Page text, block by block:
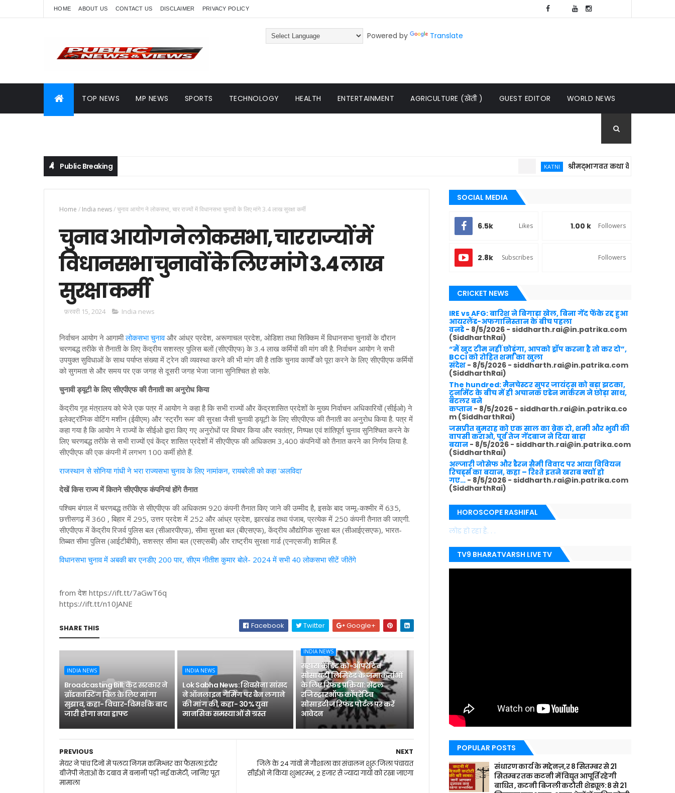
HOME ABOUT US CONTACT US DISCLAIMER PRIVACY POLICY
Powered by Translate
TOP NEWS MP NEWS SPORTS TECHNOLOGY HEALTH ENTERTAINMENT AGRICULTURE (खेती ) GUEST EDITOR WORLD NEWS
Public Breaking श्रीमद्भागवत कथा केवल धार्मिक आयोजन
Home / India news/चुनाव आयोग ने लोकसभा, चार राज्यों में विधानसभा चुनावों के लिए मांगे 3.4 लाख सुरक्षा कर्मी
चुनाव आयोग ने लोकसभा, चार राज्यों में
विधानसभा चुनावों के लिए मांगे 3.4 लाख
सुरक्षा कर्मी
फ़रवरी 15, 2024 India news
निर्वाचन आयोग ने आगामीलोकसभा चुनावऔर आंध्र प्रदेश, अरूणाचल प्रदेश, ओडिशा तथा सिक्किम में विधानसभा चुनावों के दौरान
चरणबद्ध तरीके से तैनाती के लिए केंद्रीय सशस्त्र पुलिस बलों (सीएपीएफ) के 3.4 लाख कर्मियों की मांग की है. निर्वाचन आयोग ने सभी
उपयुक्त सुविधाओं के साथ पर्याप्त संख्या में ट्रेन की व्यवस्था करने की भी मांग की है ताकि चुनाव कार्यों को पूरा करने के लिए सीएपीएफ कर्मियों
को सुगमता से और समय पर एक जगह से दूसरी जगह भेजा जाना सुनिश्चित हो सके.
चुनावी ड्यूटी के लिए सीएपीएफ की तैनाती का अनुरोध किया
केंद्रीय गृह मंत्रालय को भेजे एक पत्र में आयोग ने कहा है कि सभी राज्यों और केंद्रशासित प्रदेशों के मुख्य निर्वाचन अधिकारियों (सीईओ) ने
इलेक्ट्रॉनिक वोटिंग मशीन (ईवीएम) और ‘स्ट्रॉंग रूम’ की सुरक्षा जैसी चुनावी ड्यूटी के लिए सीएपीएफ की तैनाती का अनुरोध किया है. पत्र में
कहा गया है कि आयोग ने राज्यों के सीईओ द्वारा किए गए अनुरोधों पर विचार किया और स्वतंत्र, निष्पक्ष एवं शांतिपूर्ण चुनाव सुनिश्चित करने के
लिए चरणबद्ध तरीके से सभी राज्यों एवं केंद्र शासित प्रदेशों में सीएपीएफ की अधिकतम 3,400 कंपनियों को तैनात करने का निर्णय लिया है.
सीएपीएफ की एक कंपनी में लगभग 100 कर्मी होते हैं.
राजस्थान से सोनिया गांधी ने भरा राज्यसभा चुनाव के लिए नामांकन, रायबरेली को कहा 'अलविदा'
देखें किस राज्य में कितने सीएपीएफ कंपनियां होंगे तैनात
पश्चिम बंगाल में चरणबद्ध तरीके से सीएपीएफ की अधिकतम 920 कंपनी तैनात किए जाने की उम्मीद है, इसके बाद जम्मू-कश्मीर में 635,
छत्तीसगढ़ में 360 , बिहार में 295, उत्तर प्रदेश में 252 और आंध्र प्रदेश, झारखंड तथा पंजाब, प्रत्येक में 250 कंपनी तैनात की जाएगी.
सीएपीएफ में केंद्रीय रिजर्व पुलिस बल (सीआरपीएफ), सीमा सुरक्षा बल (बीएसएफ), केंद्रीय औद्योगिक सुरक्षा बल (सीआईएसएफ), भारत-
तिब्बत सीमा पुलिस (आईटीबीपी), सशस्त्र सीमा बल (एसएसबी) और राष्ट्रीय सुरक्षा गार्ड (एनएसजी) शामिल हैं.
विधानसभा चुनाव में अबकी बार एनडीए 200 पार, सीएम नीतीश कुमार बोले- 2024 में सभी 40 लोकसभा सीटें जीतेंगे
from देश https://ift.tt/7aGwT6q
https://ift.tt/n10JANE
SHARE THIS Facebook Twitter Google+
INDIA NEWS
Broadcasting Bill: केंद्र सरकार ने
ब्रॉडकास्टिंग बिल के लिए मांगा
सुझाव, कहा- विचार-विमर्श के बाद
जारी होगा नया ड्राफ्ट
INDIA NEWS
Lok Sabha News: शिवसेना सांसद
ने ऑनलाइन गेमिंग पर बैन लगाने
की मांग की, कहा- 30% युवा
मानसिक समस्याओं से ग्रस्त
INDIA NEWS
सहारा क्रेडिट को-ऑपरेटिव
सोसायटी लिमिटेड के जमाकर्ताओं
के लिए रिफंड प्रक्रिया: सेंट्रल
रजिस्ट्रार ऑफ कॉपरेटिव
सोसाइटीज रिफंड पोर्टल पर करें
आवेदन
NEXT
जिले के 24 गांवों में गौशाला का संचालन शुरू:जिला पंचायत
सीईओ ने किया शुभारम्भ, 2 हजार से ज्यादा गायों को रखा जाएगा
PREVIOUS
मेयर ने पांच दिनों में पलटा निगम कमिश्नर का फैसला:इंदौर
बीजेपी नेताओं के दबाव में बनानी पड़ी नई कमेटी, जानिए पूरा
मामाला
SOCIAL MEDIA
6.5k Likes 1.00 k Followers
2.8k Subscribes Followers
CRICKET NEWS
IRE vs AFG: बारिश ने बिगाड़ा खेल, बिना गेंद फेंके रद्द हुआ
आयरलैंड-अफगानिस्तान के बीच पहला
वनडे - 8/5/2026 - siddharth.rai@in.patrika.com
(SiddharthRai)
“मैं खुद टीम नहीं छोडूंगा, आपको ड्रॉप करना है तो कर दो”,
BCCI को रोहित शर्मा का खुला
संदेश - 8/5/2026 - siddharth.rai@in.patrika.com
(SiddharthRai)
The hundred: मैनचेस्टर सुपर जायंट्स को बड़ा झटका,
टूर्नामेंट के बीच में ही अचानक एडेन मार्करम ने छोड़ा साथ,
बटलर बने
कप्तान - 8/5/2026 - siddharth.rai@in.patrika.co
m (SiddharthRai)
जसप्रीत बुमराह को एक साल का ब्रेक दो, शमी और भुवी की
वापसी कराओ, पूर्व तेज गेंदबाज ने दिया बाड़ा
बयान - 8/5/2026 - siddharth.rai@in.patrika.com
(SiddharthRai)
अल्जारी जोसेफ और डैरन सैमी विवाद पर आया विवियन
रिचर्ड्स का बयान, कहा – रिश्ते इतने खराब क्यों हो
गए… - 8/5/2026 - siddharth.rai@in.patrika.com
(SiddharthRai)
HOROSCOPE RASHIFAL
लोड हो रहा है. . .
TV9 BHARATVARSH LIVE TV
POPULAR POSTS
संधारण कार्य के मद्देनज़,र 8 सितम्बर से 21
सितम्बर तक कटनी में विद्युत आपूर्ति रहेगी
बाधित , कटनी बिजली कटौती शेड्यूल: 8 से 21